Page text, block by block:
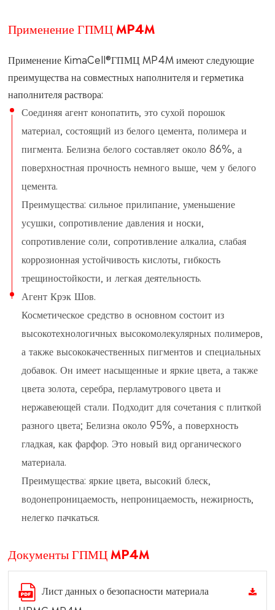
Применение ГПМЦ MP4M
Применение KimaCell®ГПМЦ MP4M имеют следующие
преимущества на совместных наполнителя и герметика
наполнителя раствора:
Соединяя агент конопатить, это сухой порошок
материал, состоящий из белого цемента, полимера и
пигмента. Белизна белого составляет около 86%, а
поверхностная прочность немного выше, чем у белого
цемента.
Преимущества: сильное прилипание, уменьшение
усушки, сопротивление давления и носки,
сопротивление соли, сопротивление алкалиа, слабая
коррозионная устойчивость кислоты, гибкость
трещиностойкости, и легкая деятельность.
Агент Крэк Шов.
Косметическое средство в основном состоит из
высокотехнологичных высокомолекулярных полимеров,
а также высококачественных пигментов и специальных
добавок. Он имеет насыщенные и яркие цвета, а также
цвета золота, серебра, перламутрового цвета и
нержавеющей стали. Подходит для сочетания с плиткой
разного цвета; Белизна около 95%, а поверхность
гладкая, как фарфор. Это новый вид органического
материала.
Преимущества: яркие цвета, высокий блеск,
водонепроницаемость, непроницаемость, нежирность,
нелегко пачкаться.
Документы ГПМЦ MP4M
Лист данных о безопасности материала